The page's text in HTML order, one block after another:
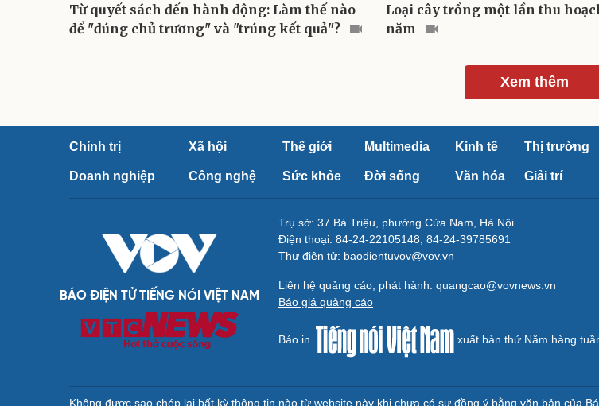
Từ quyết sách đến hành động: Làm thế nào
để "đúng chủ trương" và "trúng kết quả"?
Loại cây trồng một lần thu
năm
Xem thêm
Chính trị Xã hội Thế giới Multimedia Kinh tế Thị trường
Doanh nghiệp Công nghệ Sức khỏe Đời sống Văn hóa Giải trí
BÁO ĐIỆN TỬ TIẾNG NÓI VIỆT NAM
Trụ sở: 37 Bà Triệu, phường Cửa Nam, Hà Nội
Điện thoại: 84-24-22105148, 84-24-39785691
Thư điện tử: baodientuvov@vov.vn
Liên hệ quảng cáo, phát hành: quangcao@vovnews.vn
Báo giá quảng cáo
Báo in xuất bản thứ Năm hàng
Không được sao chép lại bất kỳ thông tin nào từ website này khi chưa có sự đồng ý bằng văn bản của